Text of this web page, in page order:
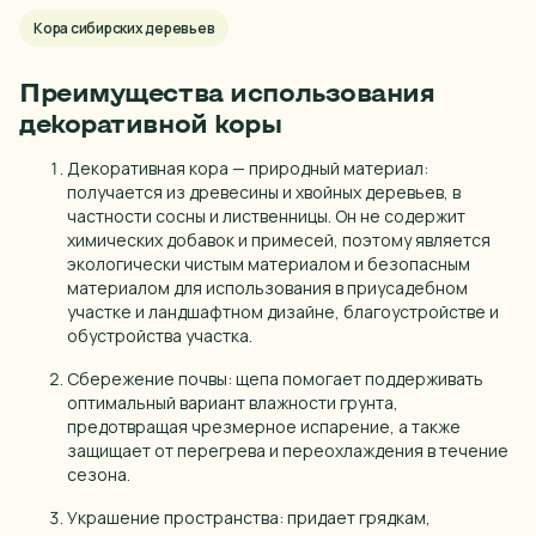
Кора сибирских деревьев
Преимущества использования
декоративной коры
Декоративная кора — природный материал:
получается из древесины и хвойных деревьев, в
частности сосны и лиственницы. Он не содержит
химических добавок и примесей, поэтому является
экологически чистым материалом и безопасным
материалом для использования в приусадебном
участке и ландшафтном дизайне, благоустройстве и
обустройства участка.
Сбережение почвы: щепа помогает поддерживать
оптимальный вариант влажности грунта,
предотвращая чрезмерное испарение, а также
защищает от перегрева и переохлаждения в течение
сезона.
Украшение пространства: придает грядкам,
Красноярск
Курск
Липецк
Магнитогорск
Миасс
Москва
Набережные Челны
Нижний Новгород
Нижний Тагил
Новокузнецк
Новосибирск